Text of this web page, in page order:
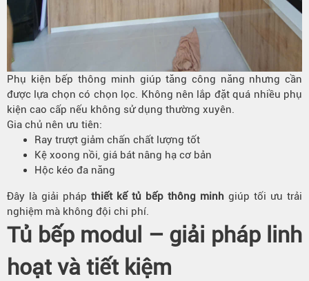
Phụ kiện bếp thông minh giúp tăng công năng nhưng cần
được lựa chọn có chọn lọc. Không nên lắp đặt quá nhiều phụ
kiện cao cấp nếu không sử dụng thường xuyên.
Gia chủ nên ưu tiên:
Ray trượt giảm chấn chất lượng tốt
Kệ xoong nồi, giá bát nâng hạ cơ bản
Hộc kéo đa năng
Đây là giải pháp thiết kế tủ bếp thông minh giúp tối ưu trải
nghiệm mà không đội chi phí.
Tủ bếp modul – giải pháp linh
hoạt và tiết kiệm